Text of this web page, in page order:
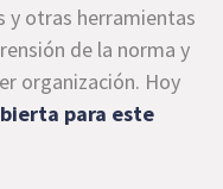
y otras herramientas
de la norma y
organización. Hoy
para este